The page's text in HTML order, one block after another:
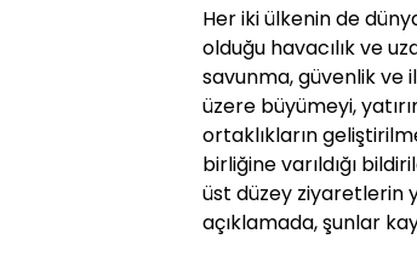
Her iki ülkenin de
olduğu havacılık ve
savunma, güvenlik ve
üzere büyümeyi,
ortaklıkların
birliğine varıldığı
üst düzey ziyaretlerin
açıklamada, şunlar